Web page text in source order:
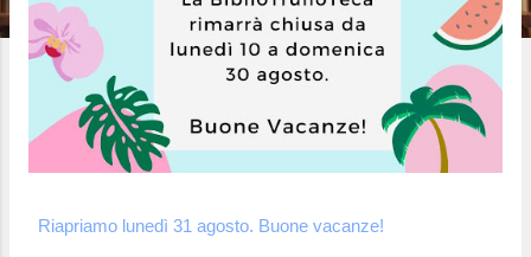
Riapriamo lunedì 31 agosto. Buone vacanze!